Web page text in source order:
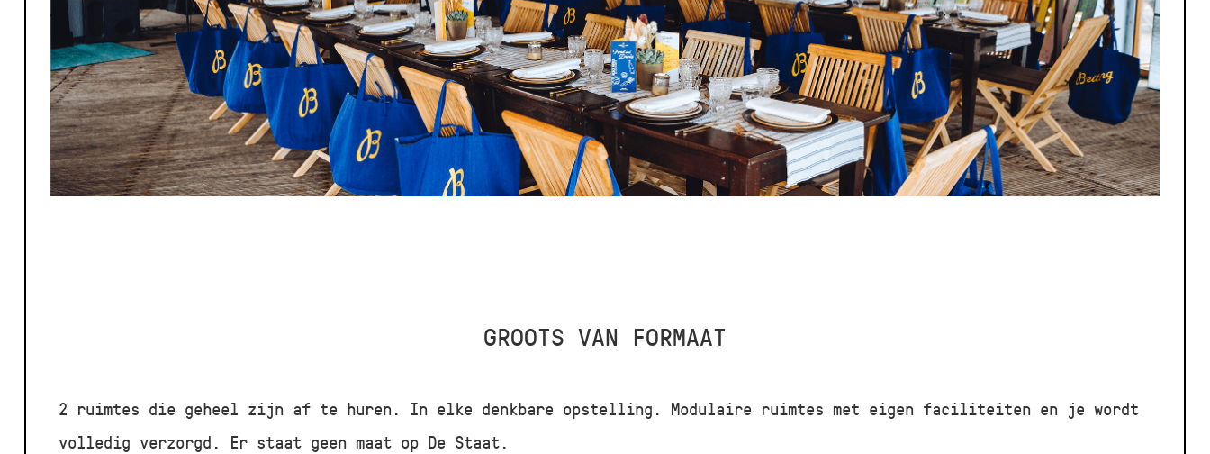
GROOTS VAN FORMAAT
2 ruimtes die geheel zijn af te huren. In elke denkbare opstelling. Modulaire ruimtes met eigen faciliteiten en je wordt
volledig verzorgd. Er staat geen maat op De Staat.